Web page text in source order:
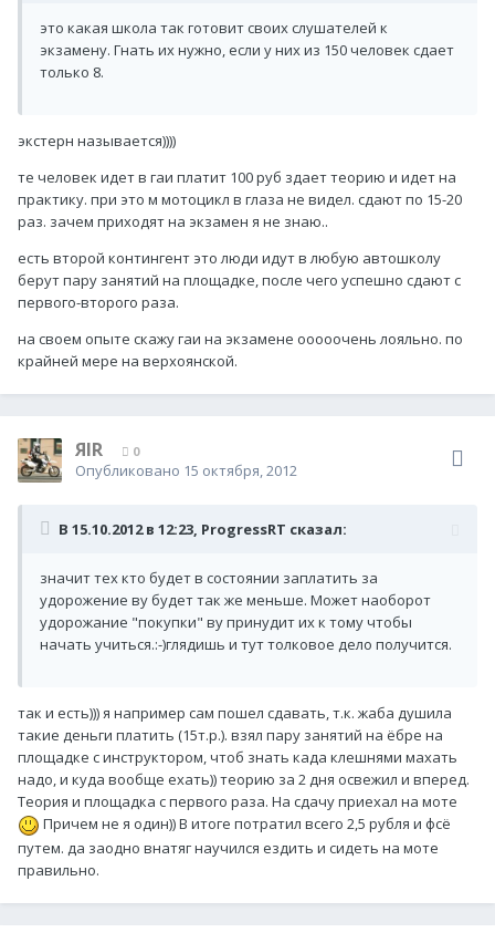
это какая школа так готовит своих слушателей к
экзамену. Гнать их нужно, если у них из 150 человек сдает
только 8.
экстерн называется))))
те человек идет в гаи платит 100 руб здает теорию и идет на
практику. при это м мотоцикл в глаза не видел. сдают по 15-20
раз. зачем приходят на экзамен я не знаю..
есть второй контингент это люди идут в любую автошколу
берут пару занятий на площадке, после чего успешно сдают с
первого-второго раза.
на своем опыте скажу гаи на экзамене ооооочень лояльно. по
крайней мере на верхоянской.
ЯIR 0
Опубликовано 15 октября, 2012
В 15.10.2012 в 12:23, ProgressRT сказал:
значит тех кто будет в состоянии заплатить за
удорожение ву будет так же меньше. Может наоборот
удорожание "покупки" ву принудит их к тому чтобы
начать учиться.:-)глядишь и тут толковое дело получится.
так и есть))) я например сам пошел сдавать, т.к. жаба душила
такие деньги платить (15т.р.). взял пару занятий на ёбре на
площадке с инструктором, чтоб знать када клешнями махать
надо, и куда вообще ехать)) теорию за 2 дня освежил и вперед.
Теория и площадка с первого раза. На сдачу приехал на моте
Причем не я один)) В итоге потратил всего 2,5 рубля и фсё
путем. да заодно внатяг научился ездить и сидеть на моте
правильно.